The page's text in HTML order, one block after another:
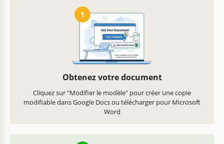
1
Obtenez votre document
Cliquez sur "Modifier le modèle" pour créer une copie
modifiable dans Google Docs ou télécharger pour Microsoft
Word